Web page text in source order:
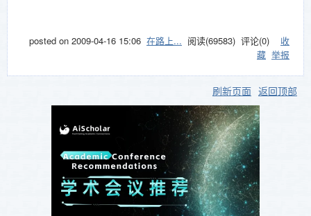
posted on 2009-04-16 15:06 在路上... 阅读(69583) 评论(0) 收
藏 举报
刷新页面 返回顶部